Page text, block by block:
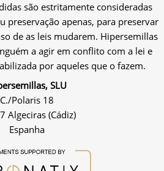
são estritamente consideradas
preservação apenas, para preservar
de as leis mudarem. Hipersemillas
a agir em conflito com a lei e
por aqueles que o fazem.
SLU
C./Polaris 18
Algeciras (Cádiz)
Espanha